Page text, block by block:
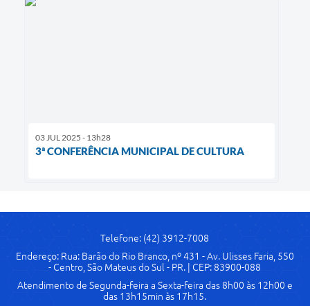
03 JUL 2025 - 13h28
3ª CONFERÊNCIA MUNICIPAL DE CULTURA
Telefone: (42) 3912-7008
Endereço: Rua: Barão do Rio Branco, nº 431 - Av. Ulisses Faria, 550
- Centro, São Mateus do Sul - PR. | CEP: 83900-088
Atendimento de Segunda-feira a Sexta-feira das 8h00 às 12h00 e
das 13h15min às 17h15.